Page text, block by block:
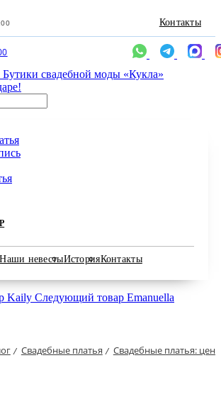
Контакты
Бутики свадебной моды «Кукла»
Наши невестыИсторияКонтакты
Kaily Следующий товар Emanuella
/ Свадебные платья / Свадебные платья: